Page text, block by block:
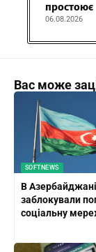
простоює
06.08.2026
Вас може
SOFTNEWS
В Азербайджані
заблокували
соціальну